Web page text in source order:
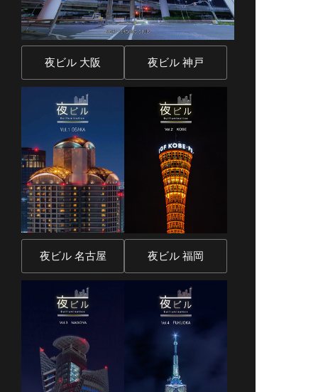
夜ビル 大阪 夜ビル 神戸
夜ビル 名古屋 夜ビル 福岡